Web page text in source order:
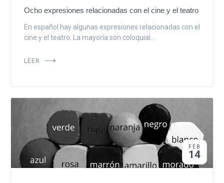
Ocho expresiones relacionadas con el cine y el teatro
En español hay algunas expresiones relacionadas con el
cine y el teatro. La mayoría son coloquial...
LEER
FEB
14